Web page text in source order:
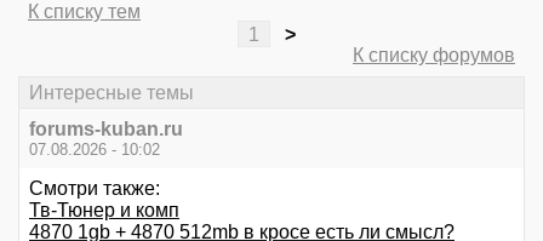
К списку тем
1
>
К списку форумов
Интересные темы
forums-kuban.ru
07.08.2026 - 10:02
Смотри также:
Тв-Тюнер и комп
4870 1gb + 4870 512mb в кросе есть ли смысл?